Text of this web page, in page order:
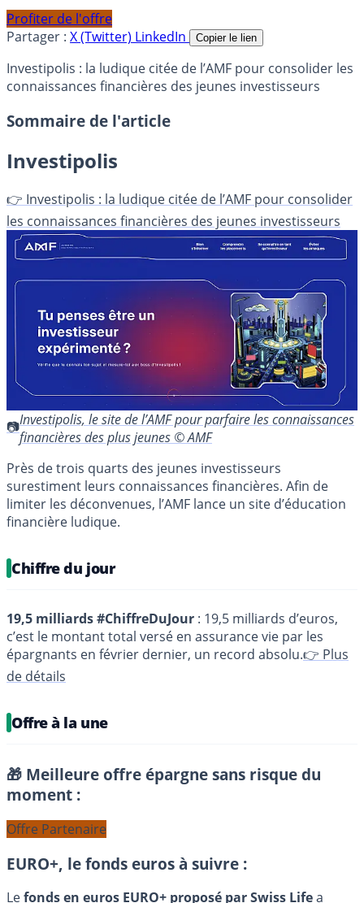
Profiter de l'offre
Partager : X (Twitter) LinkedIn Copier le lien
Investipolis : la ludique citée de l’AMF pour consolider les
connaissances financières des jeunes investisseurs
Sommaire de l'article
Investipolis
👉 Investipolis : la ludique citée de l’AMF pour consolider
les connaissances financières des jeunes investisseurs
Investipolis, le site de l’AMF pour parfaire les connaissances
financières des plus jeunes © AMF
Près de trois quarts des jeunes investisseurs
surestiment leurs connaissances financières. Afin de
limiter les déconvenues, l’AMF lance un site d’éducation
financière ludique.
Chiffre du jour
19,5 milliards #ChiffreDuJour : 19,5 milliards d’euros,
c’est le montant total versé en assurance vie par les
épargnants en février dernier, un record absolu.👉 Plus
de détails
Offre à la une
🎁 Meilleure offre épargne sans risque du
moment :
Offre Partenaire
EURO+, le fonds euros à suivre :
Lefonds en euros EURO+ proposé par Swiss Lifea